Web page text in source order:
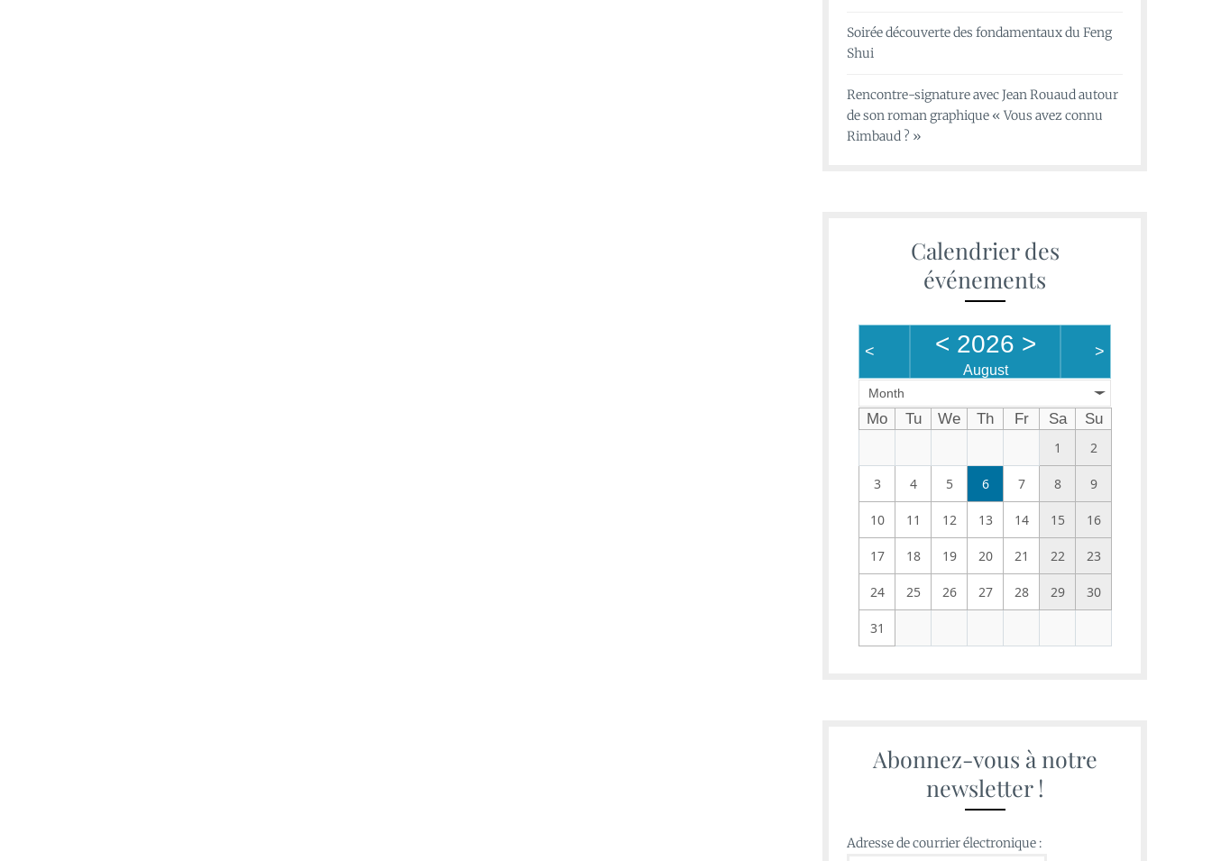
Soirée découverte des fondamentaux du Feng
Shui
Rencontre-signature avec Jean Rouaud autour
de son roman graphique « Vous avez connu
Rimbaud ? »
Calendrier des
événements
< < 2026 >
August
>
Month
Mo Tu We Th Fr Sa
Su
1
2
3 4 5 6 7 8 9
10 11 12 13 14 15 16
17 18 19 20 21 22 23
24 25 26 27 28 29 30
31
Abonnez-vous à notre
newsletter !
Adresse de courrier électronique :